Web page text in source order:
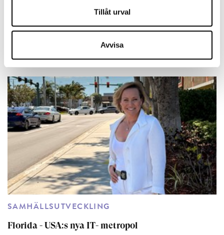
Tillåt urval
Avvisa
en skuggledning, kallad Junior
Management Team. Det har gett
4 MIN LÄSTID : 23 MAJ 2025
SAMHÄLLSUTVECKLING
Florida - USA:s nya IT- metropol